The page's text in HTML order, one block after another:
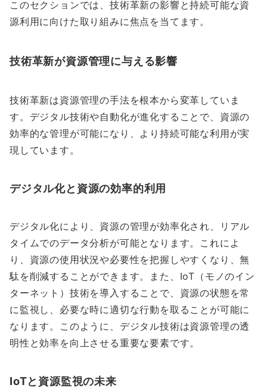
このセクションでは、技術革新の影響と持続可能な資
源利用に向けた取り組みに焦点を当てます。
技術革新が資源管理に与える影響
技術革新は資源管理の手法を根本から変革していま
す。デジタル技術や自動化が進化することで、資源の
効率的な管理が可能になり、より持続可能な利用が実
現しています。
デジタル化と資源の効率的利用
デジタル化により、資源の管理が効率化され、リアル
タイムでのデータ分析が可能となります。これによ
り、資源の使用状況や必要性を把握しやすくなり、無
駄を削減することができます。また、IoT（モノのイン
ターネット）技術を導入することで、資源の状態を常
に監視し、必要な時に適切な行動を取ることが可能に
なります。このように、デジタル技術は資源管理の透
明性と効率を向上させる重要な要素です。
IoTと資源監視の未来